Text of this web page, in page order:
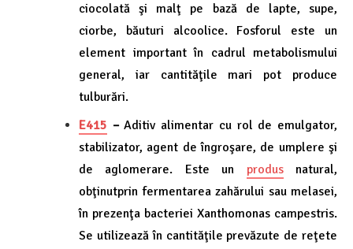
ciocolată şi malţ pe bază de lapte, supe,
ciorbe, băuturi alcoolice. Fosforul este un
element important în cadrul metabolismului
general, iar cantităţile mari pot produce
tulburări.
E415 –Aditiv alimentar cu rol de emulgator,
stabilizator, agent de îngroşare, de umplere şi
de aglomerare. Este un produsnatural,
obţinutprin fermentarea zahărului sau melasei,
în prezenţa bacteriei Xanthomonas campestris.
Se utilizează în cantităţile prevăzute de reţete